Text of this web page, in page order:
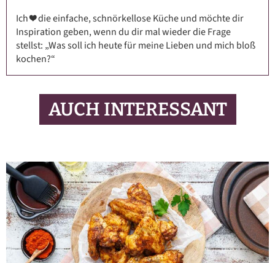
Ich ❤️ die einfache, schnörkellose Küche und möchte dir
Inspiration geben, wenn du dir mal wieder die Frage
stellst: „Was soll ich heute für meine Lieben und mich bloß
kochen?“
AUCH INTERESSANT